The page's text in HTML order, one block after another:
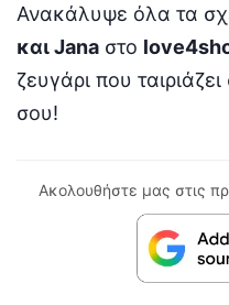
Ανακάλυψε όλα τα
και Jana στο
ζευγάρι που
σου!
Ακολουθήστε μας στις